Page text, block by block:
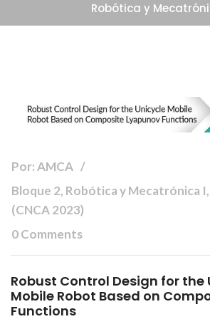
Robótica y
Por: AMCA
Bloque 2, Robótica y Mecatrónica
(CNCA 2023)
0 Comments
Robust Control Design for the
Mobile Robot Based on
Functions